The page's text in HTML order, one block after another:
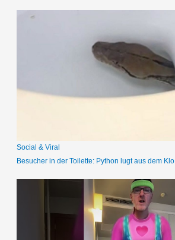
c
c
Social & Viral
Besucher in der Toilette: Python lugt aus dem Klo